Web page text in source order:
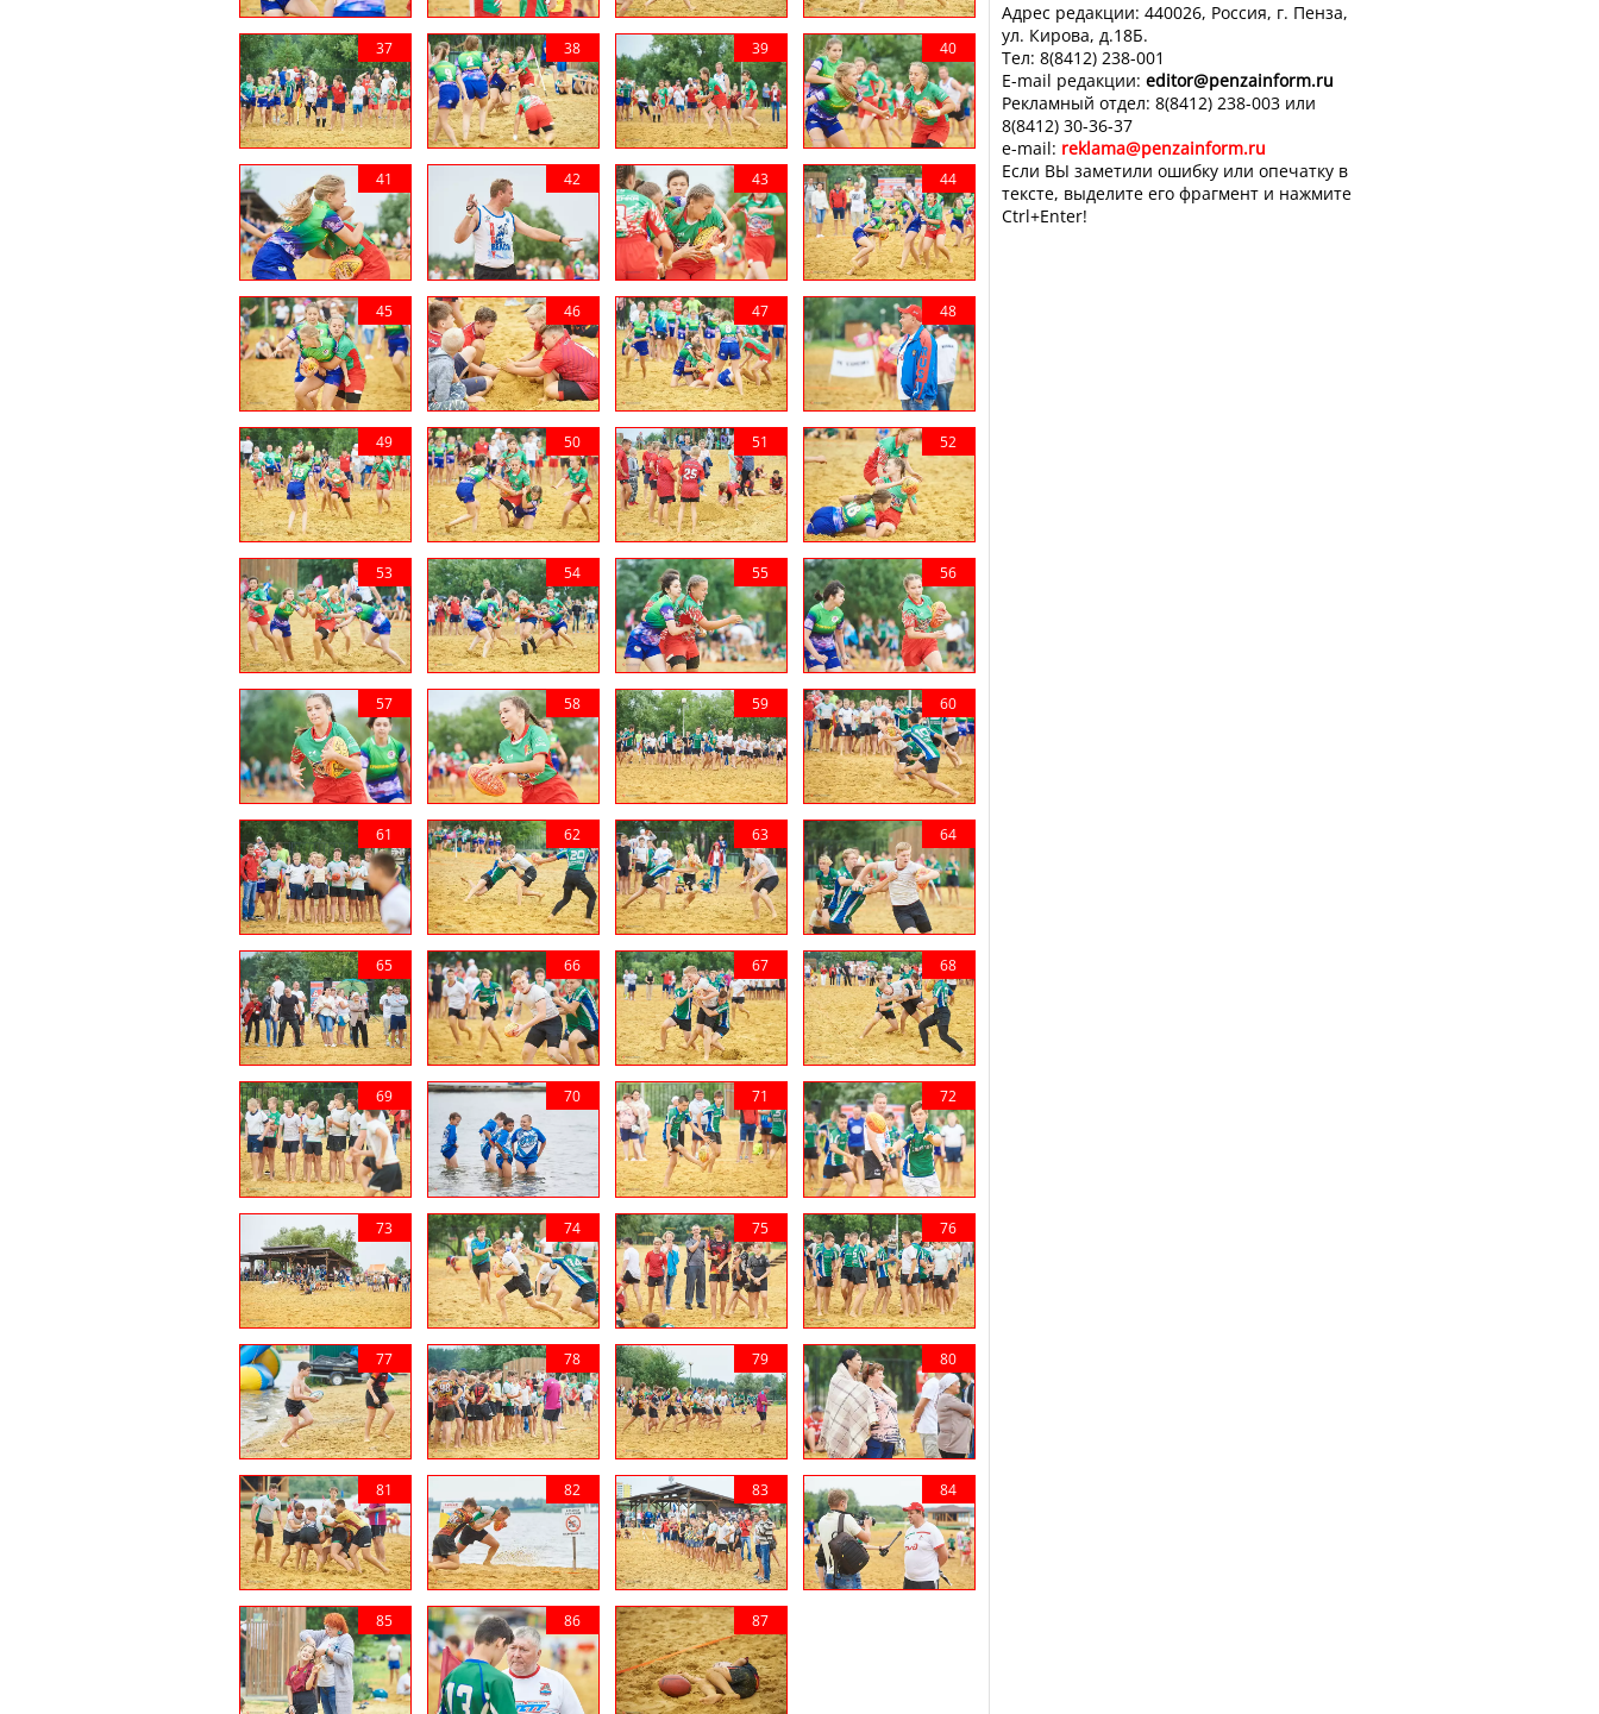
Адрес редакции: 440026, Россия, г. Пенза,
ул. Кирова, д.18Б.
Тел: 8(8412) 238-001
E-mail редакции: editor@penzainform.ru
Рекламный отдел: 8(8412) 238-003 или
8(8412) 30-36-37
e-mail: reklama@penzainform.ru
Если ВЫ заметили ошибку или опечатку в
тексте, выделите его фрагмент и нажмите
Ctrl+Enter!